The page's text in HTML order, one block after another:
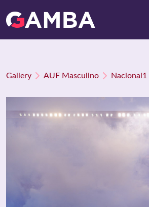
Gallery AUF Masculino Nacional1